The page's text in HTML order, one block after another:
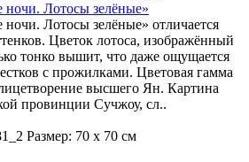
Лотосы зелёные»
Лотосы зелёные» отличается
Цветок лотоса, изображённый
тонко вышит, что даже ощущается
с прожилками. Цветовая гамма
высшего Ян. Картина
провинции Сучжоу, сл..
Размер: 70 х 70 см